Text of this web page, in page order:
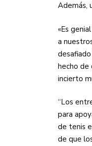
Además,
«Es
a
hecho
incierto
“Los
para
de tenis
de que